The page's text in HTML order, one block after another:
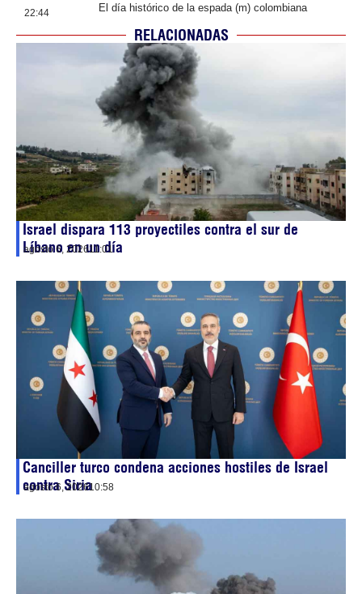
22:44 El día histórico de la espada (m) colombiana
RELACIONADAS
Israel dispara 113 proyectiles contra el sur de
Líbano en un día
agosto 6, 202611:01
Canciller turco condena acciones hostiles de Israel
contra Siria
agosto 6, 202610:58